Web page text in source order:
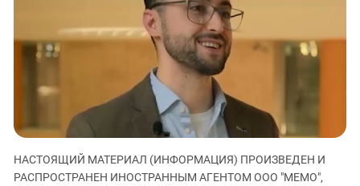
ЗАСТАВЛЯЕТ
КАВКАЗ ЗА ПАЛЕСТИНУ
ИНАКОМЫСЛИЕ В ЧЕЧНЕ
ПРЕСЛЕДОВАНИЕ АКТИВИСТОВ
МОБИЛИЗАЦИЯ И ПРОТЕСТЫ
Ингушетия
Кабардино-Балкария
Калмыкия
Карачаево-Черкесия
Краснодарский край
Нагорный Карабах
НАСТОЯЩИЙ МАТЕРИАЛ (ИНФОРМАЦИЯ) ПРОИЗВЕДЕН И
РАСПРОСТРАНЕН ИНОСТРАННЫМ АГЕНТОМ ООО "МЕМО",